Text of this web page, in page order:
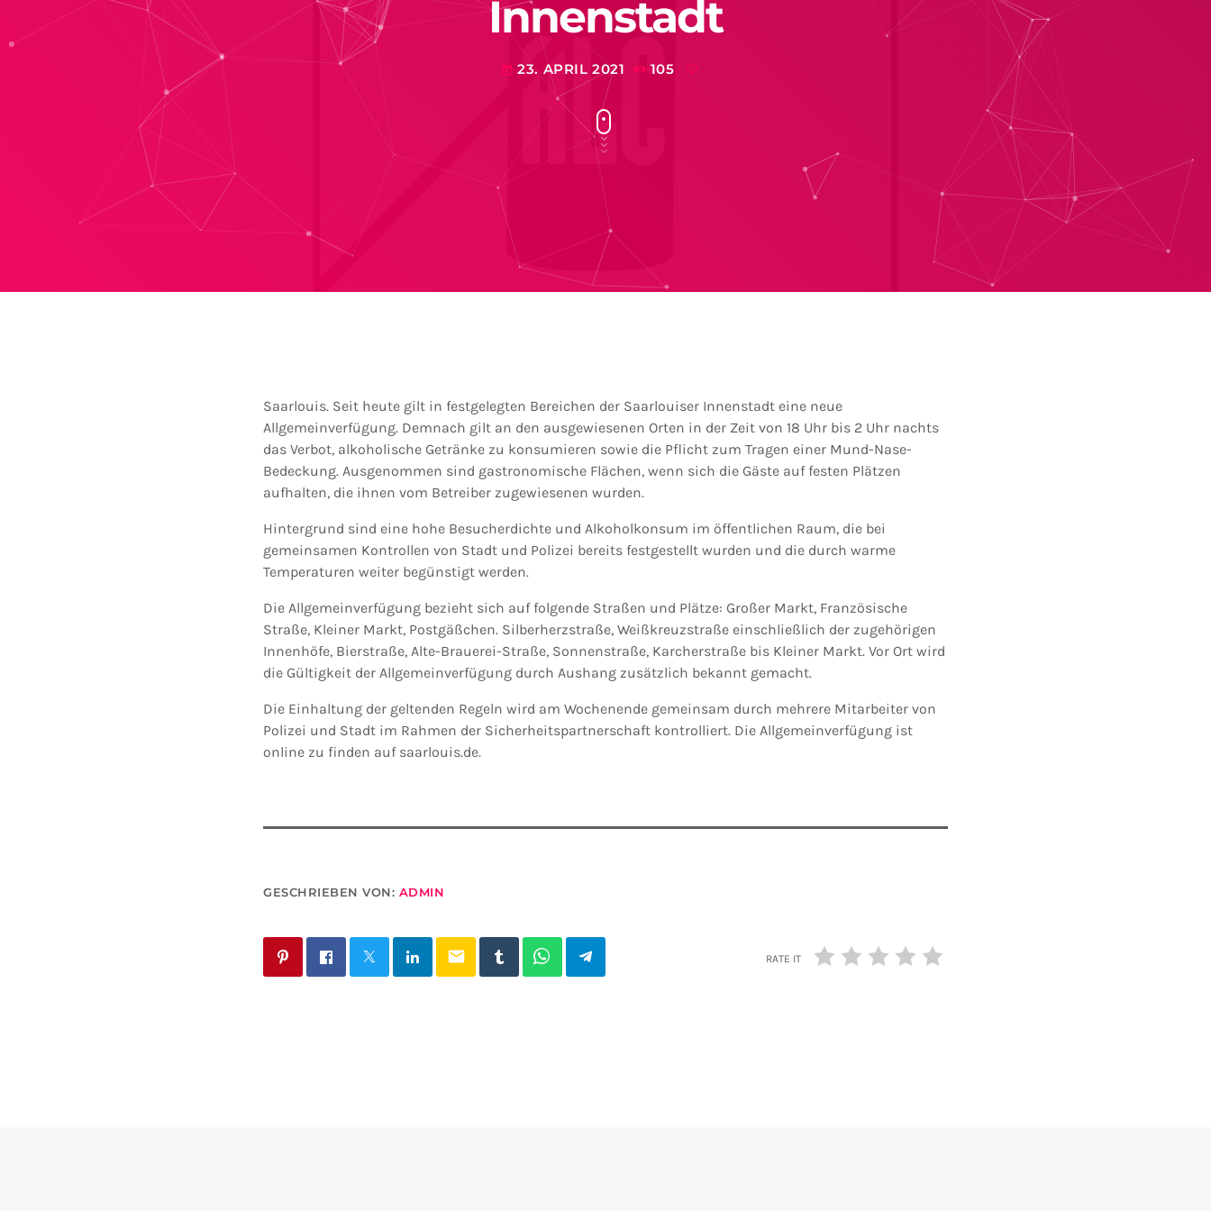
Innenstadt
today 23. APRIL 2021 105
Saarlouis. Seit heute gilt in festgelegten Bereichen der Saarlouiser Innenstadt eine neue
Allgemeinverfügung. Demnach gilt an den ausgewiesenen Orten in der Zeit von 18 Uhr bis 2 Uhr nachts
das Verbot, alkoholische Getränke zu konsumieren sowie die Pflicht zum Tragen einer Mund-Nase-
Bedeckung. Ausgenommen sind gastronomische Flächen, wenn sich die Gäste auf festen Plätzen
aufhalten, die ihnen vom Betreiber zugewiesenen wurden.
Hintergrund sind eine hohe Besucherdichte und Alkoholkonsum im öffentlichen Raum, die bei
gemeinsamen Kontrollen von Stadt und Polizei bereits festgestellt wurden und die durch warme
Temperaturen weiter begünstigt werden.
Die Allgemeinverfügung bezieht sich auf folgende Straßen und Plätze: Großer Markt, Französische
Straße, Kleiner Markt, Postgäßchen. Silberherzstraße, Weißkreuzstraße einschließlich der zugehörigen
Innenhöfe, Bierstraße, Alte-Brauerei-Straße, Sonnenstraße, Karcherstraße bis Kleiner Markt. Vor Ort wird
die Gültigkeit der Allgemeinverfügung durch Aushang zusätzlich bekannt gemacht.
Die Einhaltung der geltenden Regeln wird am Wochenende gemeinsam durch mehrere Mitarbeiter von
Polizei und Stadt im Rahmen der Sicherheitspartnerschaft kontrolliert. Die Allgemeinverfügung ist
online zu finden auf saarlouis.de.
GESCHRIEBEN VON: ADMIN
email RATE IT